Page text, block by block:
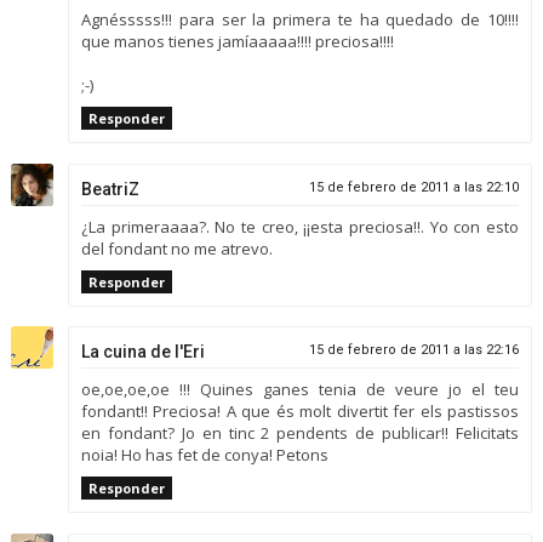
Agnésssss!!! para ser la primera te ha quedado de 10!!!!
que manos tienes jamíaaaaa!!!! preciosa!!!!
;-)
Responder
BeatriZ 15 de febrero de 2011 a las 22:10
¿La primeraaaa?. No te creo, ¡¡esta preciosa!!. Yo con esto
del fondant no me atrevo.
Responder
La cuina de l'Eri 15 de febrero de 2011 a las 22:16
oe,oe,oe,oe !!! Quines ganes tenia de veure jo el teu
fondant!! Preciosa! A que és molt divertit fer els pastissos
en fondant? Jo en tinc 2 pendents de publicar!! Felicitats
noia! Ho has fet de conya! Petons
Responder